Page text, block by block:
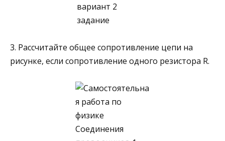
3. Рассчитайте общее сопротивление цепи на
рисунке, если сопротивление одного рези­стора R.